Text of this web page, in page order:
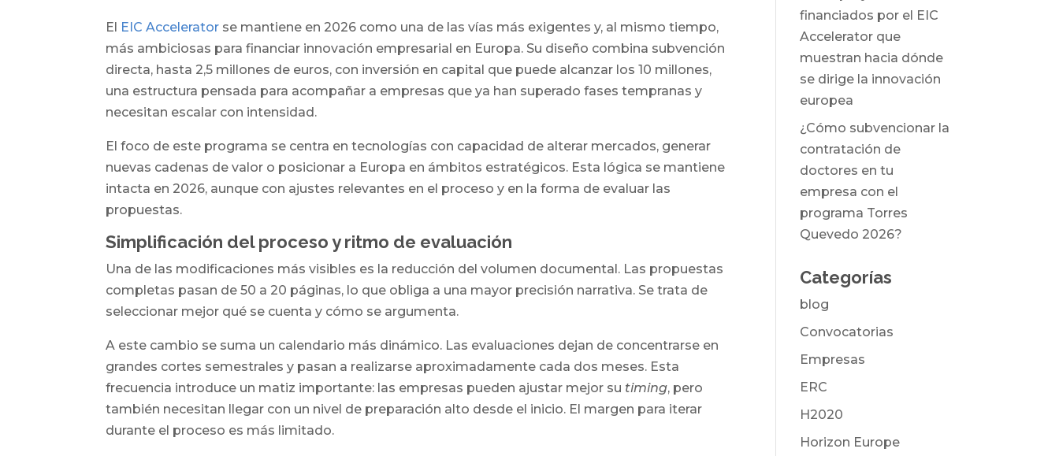
El EIC Accelerator se mantiene en 2026 como una de las vías más exigentes y, al mismo tiempo,
más ambiciosas para financiar innovación empresarial en Europa. Su diseño combina subvención
directa, hasta 2,5 millones de euros, con inversión en capital que puede alcanzar los 10 millones,
una estructura pensada para acompañar a empresas que ya han superado fases tempranas y
necesitan escalar con intensidad.
El foco de este programa se centra en tecnologías con capacidad de alterar mercados, generar
nuevas cadenas de valor o posicionar a Europa en ámbitos estratégicos. Esta lógica se mantiene
intacta en 2026, aunque con ajustes relevantes en el proceso y en la forma de evaluar las
propuestas.
Simplificación del proceso y ritmo de evaluación
Una de las modificaciones más visibles es la reducción del volumen documental. Las propuestas
completas pasan de 50 a 20 páginas, lo que obliga a una mayor precisión narrativa. Se trata de
seleccionar mejor qué se cuenta y cómo se argumenta.
A este cambio se suma un calendario más dinámico. Las evaluaciones dejan de concentrarse en
grandes cortes semestrales y pasan a realizarse aproximadamente cada dos meses. Esta
frecuencia introduce un matiz importante: las empresas pueden ajustar mejor su timing, pero
también necesitan llegar con un nivel de preparación alto desde el inicio. El margen para iterar
durante el proceso es más limitado.
financiados por el EIC
Accelerator que
muestran hacia dónde
se dirige la innovación
europea
¿Cómo subvencionar la
contratación de
doctores en tu
empresa con el
programa Torres
Quevedo 2026?
Categorías
blog
Convocatorias
Empresas
ERC
H2020
Horizon Europe